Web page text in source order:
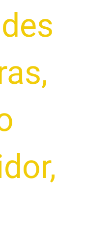
,
,